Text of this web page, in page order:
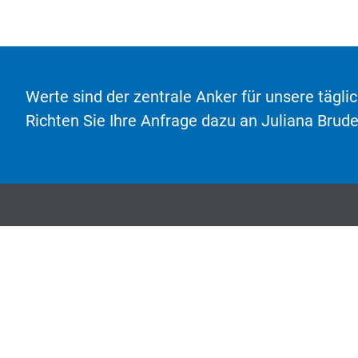
Werte sind der zentrale Anker für unsere
Richten Sie Ihre Anfrage dazu an Juliana